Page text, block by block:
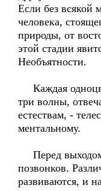
Если без всякой
человека,
природы, от
этой стадии
Необъятности.
Каждая
три волны,
естествам, -
ментальному.
Перед выходом
позвонков.
развиваются, и